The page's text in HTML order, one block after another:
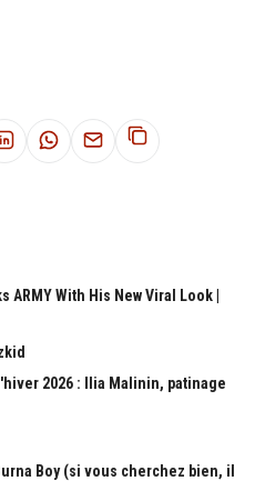
With His New Viral Look |
2026 : Ilia Malinin, patinage
Boy (si vous cherchez bien, il